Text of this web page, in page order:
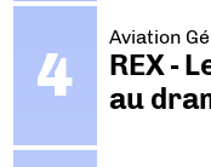
Aviation
REX -
au